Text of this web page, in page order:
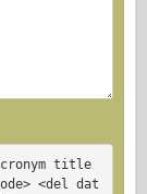
title
<del dat